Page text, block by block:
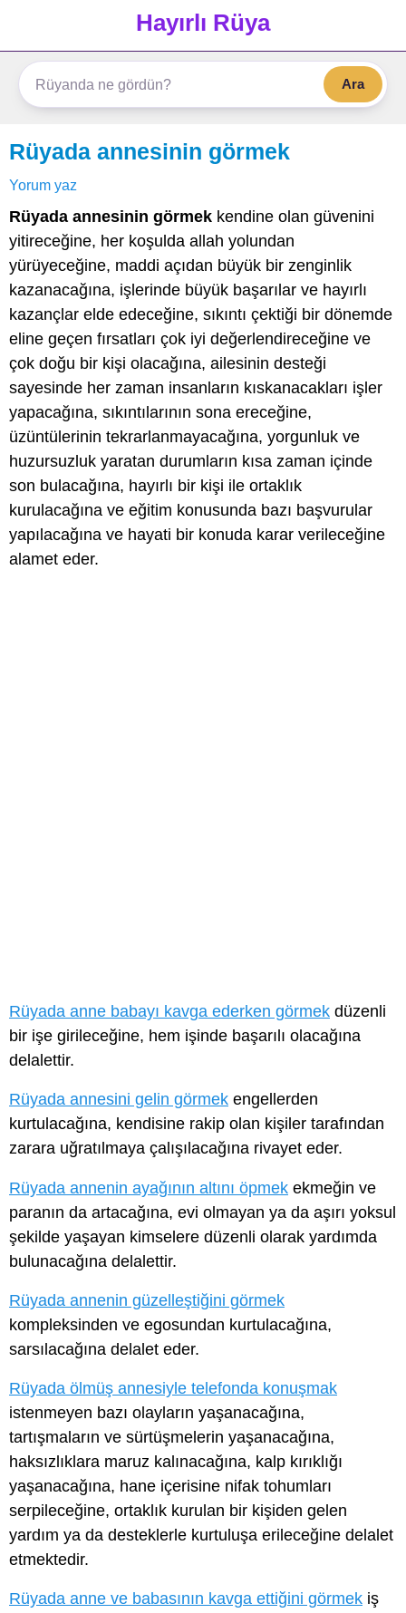
Hayırlı Rüya
Ara
Rüyada annesinin görmek
Yorum yaz
Rüyada annesinin görmek kendine olan güvenini
yitireceğine, her koşulda allah yolundan
yürüyeceğine, maddi açıdan büyük bir zenginlik
kazanacağına, işlerinde büyük başarılar ve hayırlı
kazançlar elde edeceğine, sıkıntı çektiği bir dönemde
eline geçen fırsatları çok iyi değerlendireceğine ve
çok doğu bir kişi olacağına, ailesinin desteği
sayesinde her zaman insanların kıskanacakları işler
yapacağına, sıkıntılarının sona ereceğine,
üzüntülerinin tekrarlanmayacağına, yorgunluk ve
huzursuzluk yaratan durumların kısa zaman içinde
son bulacağına, hayırlı bir kişi ile ortaklık
kurulacağına ve eğitim konusunda bazı başvurular
yapılacağına ve hayati bir konuda karar verileceğine
alamet eder.
Rüyada anne babayı kavga ederken görmek düzenli
bir işe girileceğine, hem işinde başarılı olacağına
delalettir.
Rüyada annesini gelin görmek engellerden
kurtulacağına, kendisine rakip olan kişiler tarafından
zarara uğratılmaya çalışılacağına rivayet eder.
Rüyada annenin ayağının altını öpmek ekmeğin ve
paranın da artacağına, evi olmayan ya da aşırı yoksul
şekilde yaşayan kimselere düzenli olarak yardımda
bulunacağına delalettir.
Rüyada annenin güzelleştiğini görmek
kompleksinden ve egosundan kurtulacağına,
sarsılacağına delalet eder.
Rüyada ölmüş annesiyle telefonda konuşmak
istenmeyen bazı olayların yaşanacağına,
tartışmaların ve sürtüşmelerin yaşanacağına,
haksızlıklara maruz kalınacağına, kalp kırıklığı
yaşanacağına, hane içerisine nifak tohumları
serpileceğine, ortaklık kurulan bir kişiden gelen
yardım ya da desteklerle kurtuluşa erileceğine delalet
etmektedir.
Rüyada anne ve babasının kavga ettiğini görmek iş